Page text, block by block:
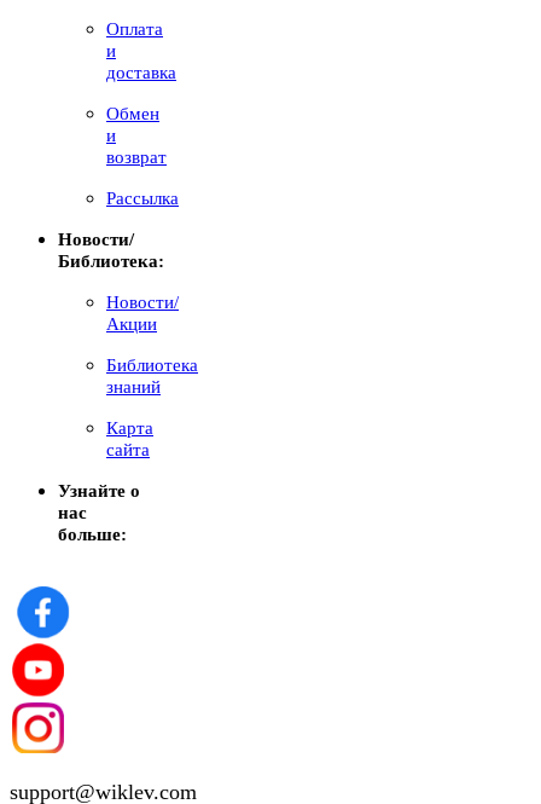
Оплата
и
доставка
Обмен
и
возврат
Рассылка
Новости/
Библиотека:
Новости/
Акции
Библиотека
знаний
Карта
сайта
Узнайте о
нас
больше:
support@wiklev.com